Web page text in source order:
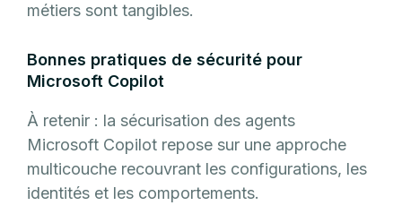
métiers sont tangibles.
Bonnes pratiques de sécurité pour
Microsoft Copilot
À retenir : la sécurisation des agents
Microsoft Copilot repose sur une approche
multicouche recouvrant les configurations, les
identités et les comportements.